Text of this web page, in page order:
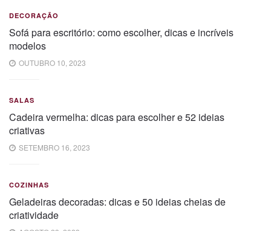
DECORAÇÃO
Sofá para escritório: como escolher, dicas e incríveis
modelos
OUTUBRO 10, 2023
SALAS
Cadeira vermelha: dicas para escolher e 52 ideias
criativas
SETEMBRO 16, 2023
COZINHAS
Geladeiras decoradas: dicas e 50 ideias cheias de
criatividade